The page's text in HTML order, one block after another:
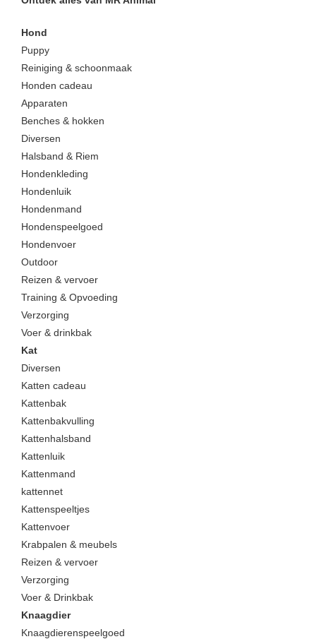
Hond
Puppy
Reiniging & schoonmaak
Honden cadeau
Apparaten
Benches & hokken
Diversen
Halsband & Riem
Hondenkleding
Hondenluik
Hondenmand
Hondenspeelgoed
Hondenvoer
Outdoor
Reizen & vervoer
Training & Opvoeding
Verzorging
Voer & drinkbak
Kat
Diversen
Katten cadeau
Kattenbak
Kattenbakvulling
Kattenhalsband
Kattenluik
Kattenmand
kattennet
Kattenspeeltjes
Kattenvoer
Krabpalen & meubels
Reizen & vervoer
Verzorging
Voer & Drinkbak
Knaagdier
Knaagdierenspeelgoed